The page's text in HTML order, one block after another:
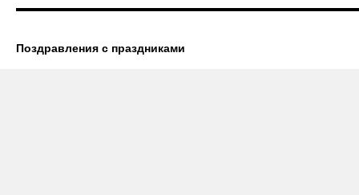
прозе
Поздравления с праздниками